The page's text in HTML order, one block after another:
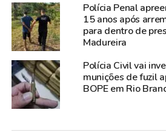
Polícia Penal
15 anos após
para dentro de
Madureira
Polícia Civil vai
munições de fuzil
BOPE em Rio